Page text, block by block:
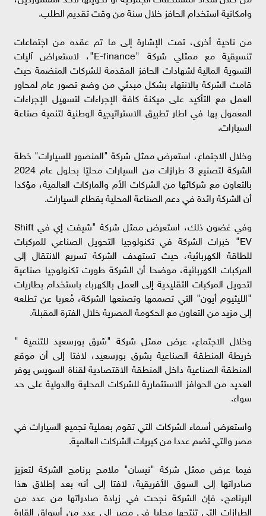
وامكانية استخدام الحافز خلال سنة من وقت تقديم الطلب.
من ناحية أخرى، تمت الإشارة إلى ما تم عقده من اجتماعات
تنسيقية مع ممثلي شركة "E-finance"، لاستعراض آليات
التسوية المالية لشهادات الحافز المقدمة للشركات المنضمة حيث
قامت الشركة بالانتهاء بشكل مبدئي من وضع تصور عام لمحاور
العمل مع التأكيد على ميكنة كافة الإجراءات لتسهيل الإجراءات
المعمول بها في اطار تطبيق الاستراتيجية الوطنية لتنمية صناعة
السيارات.
وخلال الاجتماع، استعرض ممثل شركة "المنصور للسيارات" خطة
الشركة لتصنيع 3 طرازات من السيارات محليًا بحلول عام 2024
بالتعاون مع شركائها من الشركات الأم والماركات العالمية، مؤكدا
أن الشركة رائدة في دعم الصناعة المحلية بقطاع السيارات.
وفي غضون ذلك، استعرض ممثل شركة "شيفت إي في Shift
EV" خبرات الشركة في تكنولوجيا التحويل الصناعي للمركبات
للطاقة الكهربائية، حيث تستهدف الشركة تسريع الانتقال إلى
المركبات الكهربائية، موضحا أن الشركة طورت تكنولوجيا صناعية
لتحويل المركبات التقليدية إلى العمل بالكهرباء باستخدام بطاريات
"الليثيوم أيون" التي تصممها وتصنعها الشركة، مُعربا عن تطلعه
إلى مزيد من التعاون مع الحكومة المصرية خلال الفترة المقبلة.
وخلال الاجتماع، عرض ممثل شركة "شرق بورسعيد للتنمية "
خريطة المنطقة الصناعية بشرق بورسعيد، لافتا إلى أن موقع
المنطقة الصناعية داخل المنطقة الاقتصادية لقناة السويس يوفر
العديد من الحوافز الاستثمارية للشركات المحلية والدولية على حد
سواء.
واستعرض أسماء الشركات التي تقوم بعملية تجميع السيارات في
مصر والتي تضم عددا من كبريات الشركات العالمية.
فيما عرض ممثل شركة "نيسان" ملامح برنامج الشركة لتعزيز
صادراتها إلى السوق الأفريقية، لافتا إلى أنه بعد إطلاق هذا
البرنامج، فإن الشركة نجحت في زيادة صادراتها من عدد من
الطرازات التي تنتجها محليا في مصر إلى عدد من أسواق القارة